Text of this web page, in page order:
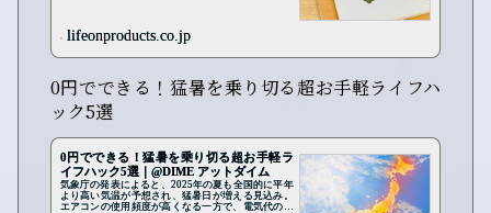
lifeonproducts.co.jp
0円でできる！猛暑を乗り切る超お手軽ライフハ
ック5選
0円でできる！猛暑を乗り切る超お手軽ラ
イフハック5選｜@DIME アットダイム
気象庁の発表によると、2025年の夏も全国的に平年
より高い気温が予想され、猛暑日が増える見込み。
エアコンの使用頻度が高くなる一方で、電気代の高